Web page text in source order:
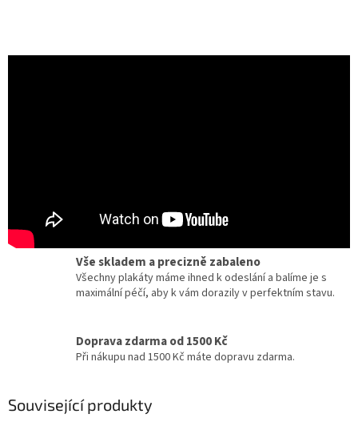
kinematografie a designu.
Vše skladem a precizně zabaleno
Všechny plakáty máme ihned k odeslání a balíme je s
maximální péčí, aby k vám dorazily v perfektním stavu.
Doprava zdarma od 1500 Kč
Při nákupu nad 1500 Kč máte dopravu zdarma.
Související produkty